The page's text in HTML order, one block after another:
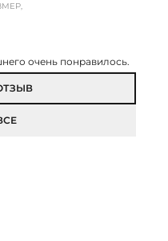
очень понравилось.